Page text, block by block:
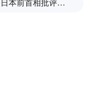
日本前首相批评高市在处理中美关系上缺乏战略